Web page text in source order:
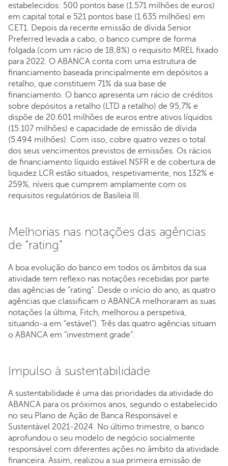
estabelecidos: 500 pontos base (1.571 milhões de euros)
em capital total e 521 pontos base (1.635 milhões) em
CET1. Depois da recente emissão de dívida Senior
Preferred levada a cabo, o banco cumpre de forma
folgada (com um rácio de 18,8%) o requisito MREL fixado
para 2022. O ABANCA conta com uma estrutura de
financiamento baseada principalmente em depósitos a
retalho, que constituem 71% da sua base de
financiamento. O banco apresenta um rácio de créditos
sobre depósitos a retalho (LTD a retalho) de 95,7% e
dispõe de 20.601 milhões de euros entre ativos líquidos
(15.107 milhões) e capacidade de emissão de dívida
(5.494 milhões). Com isso, cobre quatro vezes o total
dos seus vencimentos previstos de emissões. Os rácios
de financiamento líquido estável NSFR e de cobertura de
liquidez LCR estão situados, respetivamente, nos 132% e
259%, níveis que cumprem amplamente com os
requisitos regulatórios de Basileia III.
Melhorias nas notações das agências
de “rating”
A boa evolução do banco em todos os âmbitos da sua
atividade tem reflexo nas notações recebidas por parte
das agências de “rating”. Desde o início do ano, as quatro
agências que classificam o ABANCA melhoraram as suas
notações (a última, Fitch, melhorou a perspetiva,
situando-a em “estável”). Três das quatro agências situam
o ABANCA em “investment grade”.
Impulso à sustentabilidade
A sustentabilidade é uma das prioridades da atividade do
ABANCA para os próximos anos, segundo o estabelecido
no seu Plano de Ação de Banca Responsável e
Sustentável 2021-2024. No último trimestre, o banco
aprofundou o seu modelo de negócio socialmente
responsável com diferentes ações no âmbito da atividade
financeira. Assim, realizou a sua primeira emissão de